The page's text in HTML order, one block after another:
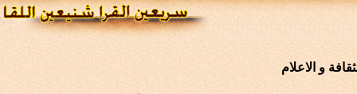
و الاعلام